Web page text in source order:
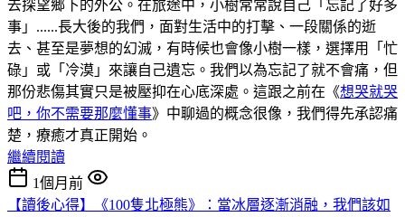
去探望鄉下的外公。在旅途中，小樹常常說自己「忘記了好多
事」......長大後的我們，面對生活中的打擊、一段關係的逝
去、甚至是夢想的幻滅，有時候也會像小樹一樣，選擇用「忙
碌」或「冷漠」來讓自己遺忘。我們以為忘記了就不會痛，但
那份悲傷其實只是被壓抑在心底深處。這跟之前在《想哭就哭
吧，你不需要那麼懂事》中聊過的概念很像，我們得先承認痛
楚，療癒才真正開始。
繼續閱讀
1個月前
【讀後心得】《100隻北極熊》：當冰層逐漸消融，我們該如